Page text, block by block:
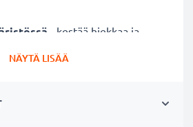
- kestää hiekkaa ja
latauskertojen jälkeen
NÄYTÄ LISÄÄ